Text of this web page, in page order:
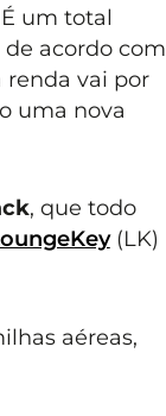
um total
acordo com
renda vai por
uma nova
, que todo
(LK)
aéreas,